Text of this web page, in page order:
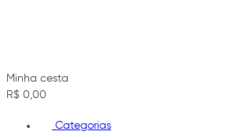
Minha cesta
R$ 0,00
Categorias